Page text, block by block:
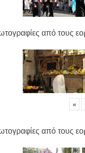
από τους
«
από τους